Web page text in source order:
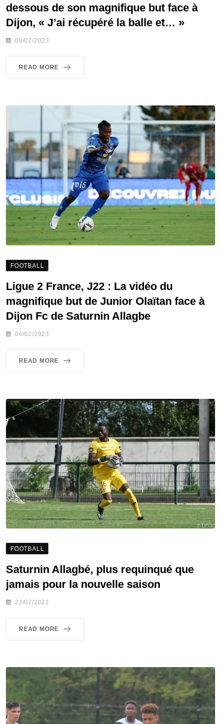
dessous de son magnifique but face à
Dijon, « J’ai récupéré la balle et… »
06/02/2023
READ MORE
FOOTBALL
Ligue 2 France, J22 : La vidéo du
magnifique but de Junior Olaïtan face à
Dijon Fc de Saturnin Allagbe
04/02/2023
READ MORE
FOOTBALL
Saturnin Allagbé, plus requinqué que
jamais pour la nouvelle saison
23/07/2022
READ MORE